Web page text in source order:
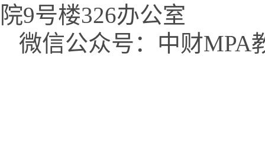
院9号楼326办公室
微信公众号：中财MPA